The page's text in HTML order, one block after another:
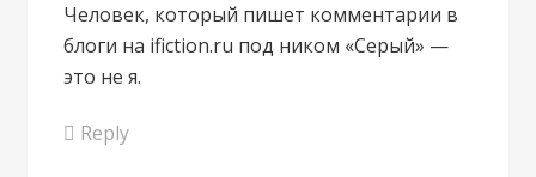
Человек, который пишет комментарии в
блоги на ifiction.ru под ником «Серый» —
это не я.
Reply